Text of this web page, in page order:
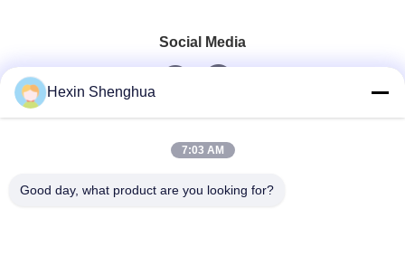
Social Media
Schneller Kontakt
Hexin Shenghua
7:03 AM
Good day, what product are you looking for?